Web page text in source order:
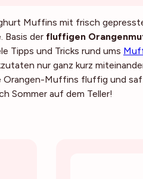
Muffins mit frisch
Basis der fluffigen
Tipps und Tricks rund ums
nur ganz kurz
Orangen-Muffins fluffig und
Sommer auf dem Teller!